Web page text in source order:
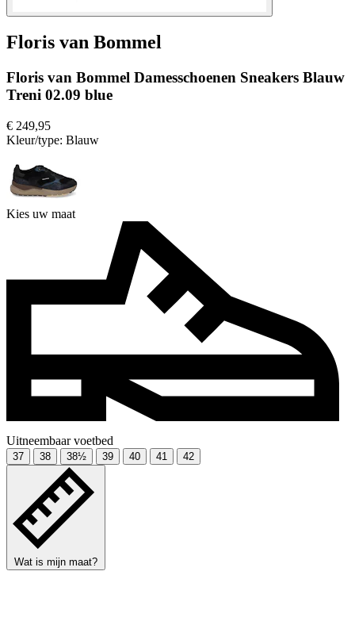
Floris van Bommel
Floris van Bommel Damesschoenen Sneakers Blauw
Treni 02.09 blue
€ 249,95
Kleur/type: Blauw
Kies uw maat
Uitneembaar voetbed
37 38 38½ 39 40 41 42
Wat is mijn maat?